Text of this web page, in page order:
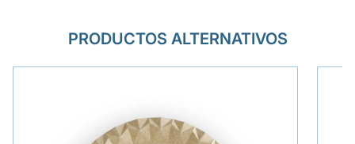
PRODUCTOS ALTERNATIVOS